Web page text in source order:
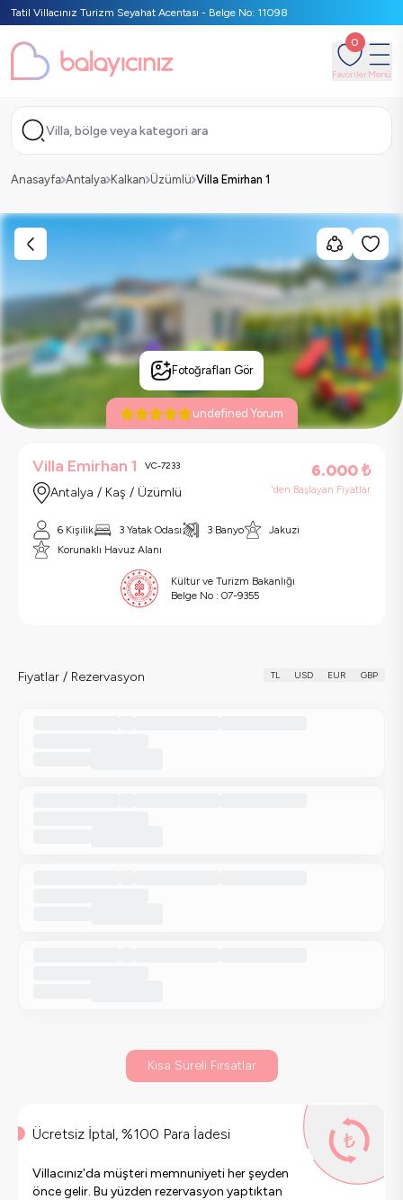
Tatil Villacınız Turizm Seyahat Acentası - Belge No: 11098
0
FavorilerMenü
Villa, bölge veya kategori ara
Anasayfa Antalya Kalkan Üzümlü Villa Emirhan 1
Fotoğrafları Gör
undefined Yorum
Villa Emirhan 1 VC-7233
Antalya / Kaş / Üzümlü
6.000₺
'den Başlayan Fiyatlar
6 Kişilik 3 Yatak Odası 3 Banyo
Jakuzi
Korunaklı Havuz Alanı
Kültür ve Turizm Bakanlığı
Belge No : 07-9355
Fiyatlar / Rezervasyon TL USD EUR GBP
Kısa Süreli Fırsatlar
Ücretsiz İptal, %100 Para İadesi
Villacınız'da müşteri memnuniyeti her şeyden
önce gelir. Bu yüzden rezervasyon yaptıktan